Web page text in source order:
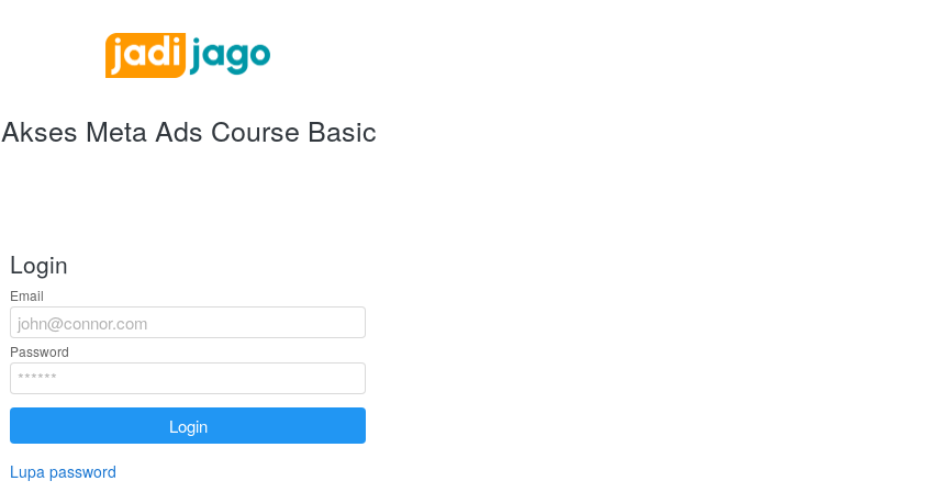
Akses Meta Ads Course Basic
Login
Email
Password
`Login
Lupa password